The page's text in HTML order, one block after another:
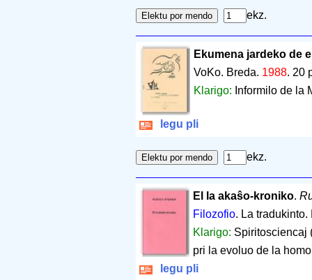
ekz.
Ekumena jardeko de
VoKo. Breda. 1988. 20
Klarigo: Informilo de la
legu pli
ekz.
El la akaŝo-kroniko.
Filozofio. La
Klarigo: Spiritosciencaj
pri la evoluo de la
legu pli